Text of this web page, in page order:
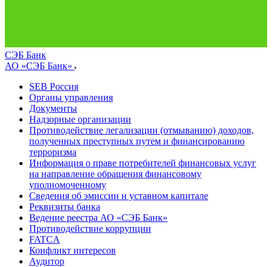
СЭБ Банк
АО «СЭБ Банк»
SEB Россия
Органы управления
Документы
Надзорные организации
Противодействие легализации (отмыванию) доходов,
полученных преступных путем и финансированию
терроризма
Информация о праве потребителей финансовых услуг
на направление обращения финансовому
уполномоченному
Сведения об эмиссии и уставном капитале
Реквизиты банка
Ведение реестра АО «СЭБ Банк»
Противодействие коррупции
FATCA
Конфликт интересов
Аудитор